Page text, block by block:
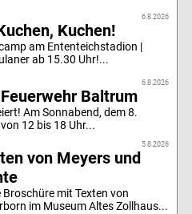
6.8.2026
Kuchen!
am Ententeichstadion |
ab 15.30 Uhr!...
6.8.2026
Baltrum
Am Sonnabend, dem 8.
12 bis 18 Uhr...
5.8.2026
von Meyers und
mit Texten von
im Museum Altes Zollhaus...